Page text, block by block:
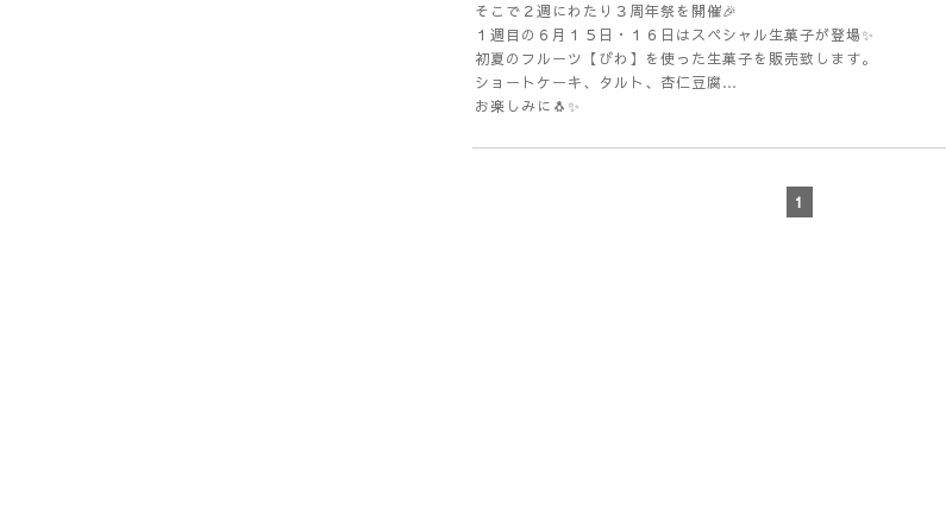
そこで２週にわたり３周年祭を開催🎉
１週目の６月１５日・１６日はスペシャル生菓子が登場✨
初夏のフルーツ【びわ】を使った生菓子を販売致します。
ショートケーキ、タルト、杏仁豆腐…
お楽しみに🐧✨
1